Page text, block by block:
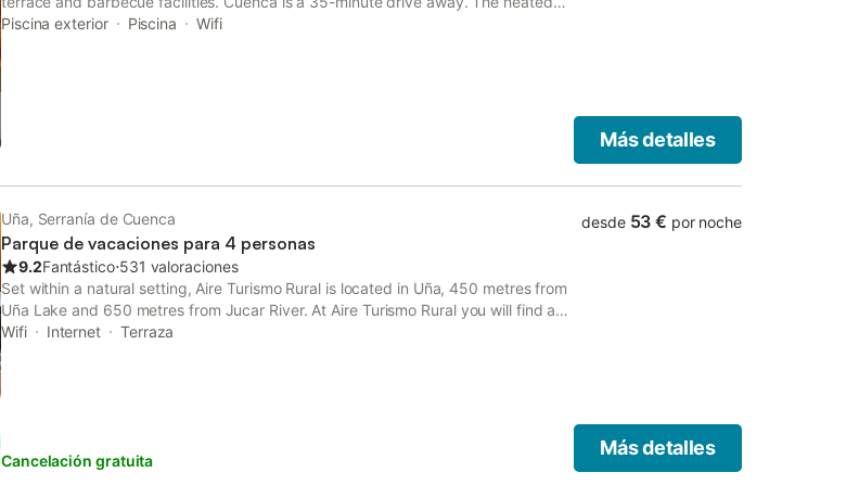
houses offer indoor and outdoor dining and seating areas.
Piscina exterior Piscina Wifi
Más detalles
Uña, Serranía de Cuenca
Parque de vacaciones para 4 personas
9.2Fantástico⋅531 valoraciones
Set within a natural setting, Aire Turismo Rural is located in Uña, 450 metres from
Uña Lake and 650 metres from Jucar River. At Aire Turismo Rural you will find a
garden and a terrace.
Wifi Internet Terraza
Cancelación gratuita
desde 53 € por noche
Más detalles